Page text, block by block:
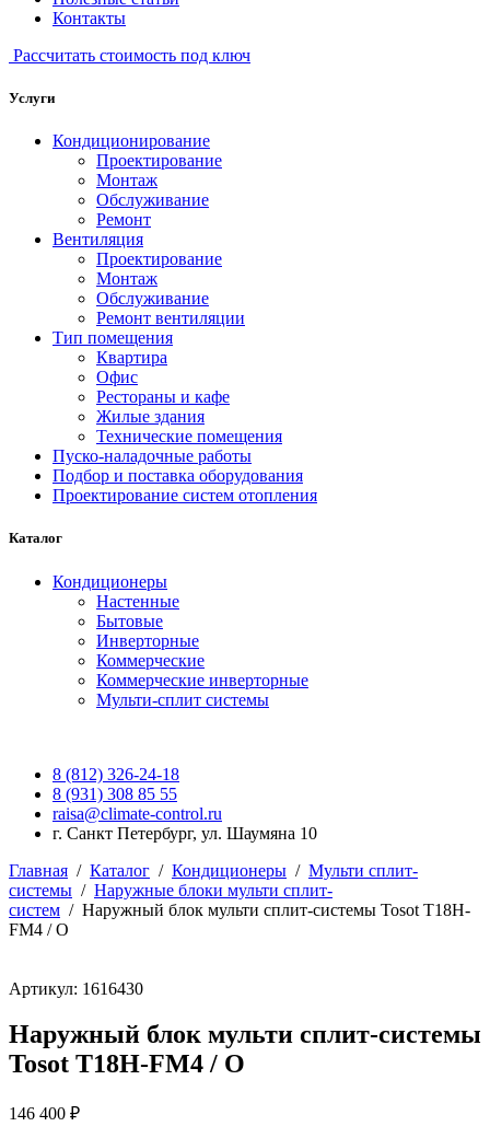
Контакты
Рассчитать стоимость под ключ
Услуги
Кондиционирование
Проектирование
Монтаж
Обслуживание
Ремонт
Вентиляция
Проектирование
Монтаж
Обслуживание
Ремонт вентиляции
Тип помещения
Квартира
Офис
Рестораны и кафе
Жилые здания
Технические помещения
Пуско-наладочные работы
Подбор и поставка оборудования
Проектирование систем отопления
Каталог
Кондиционеры
Настенные
Бытовые
Инверторные
Коммерческие
Коммерческие инверторные
Мульти-сплит системы
8 (812) 326-24-18
8 (931) 308 85 55
raisa@climate-control.ru
г. Санкт Петербург, ул. Шаумяна 10
Главная / Каталог / Кондиционеры / Мульти сплит-
системы / Наружные блоки мульти сплит-
систем / Наружный блок мульти сплит-системы Tosot T18H-
FM4 / O
Артикул: 1616430
Наружный блок мульти сплит-системы
Tosot T18H-FM4 / O
146 400 ₽